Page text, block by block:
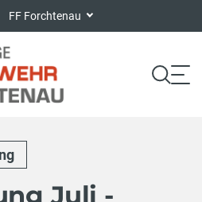
FF Forchtenau
Juli -